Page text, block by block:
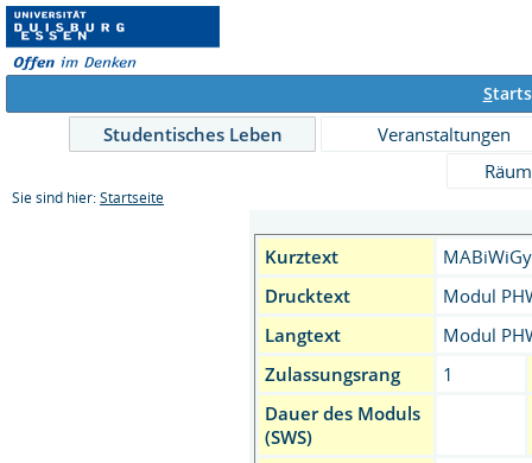
S
Studentisches Leben
Veranstaltungen
Sie sind hier: Startseite
Kurztext
Drucktext
Modul
Langtext
Modul
Zulassungsrang
1
Dauer des Moduls
(SWS)